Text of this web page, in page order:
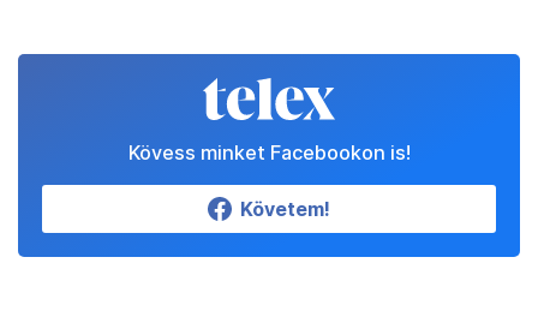
Kövess minket Facebookon is!
Követem!